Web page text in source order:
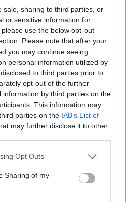
sale, sharing to third parties, or
or sensitive information for
use the below opt-out
Please note that after your
you may continue seeing
personal information utilized by
to third parties prior to
opt-out of the further
by third parties on the
This information may
parties on the IAB’s List of
may further disclose it to other
app uses one or more Google
behaviour. You may click to
and its third-party tags to
purposes in below Google
Opt Outs
Sharing of my
#stroke #rákbetegség
#herpesz